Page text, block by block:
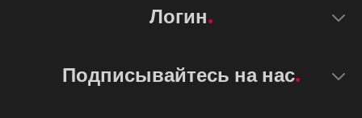
Логин
Подписывайтесь на нас